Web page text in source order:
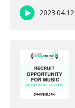
2023.04.12